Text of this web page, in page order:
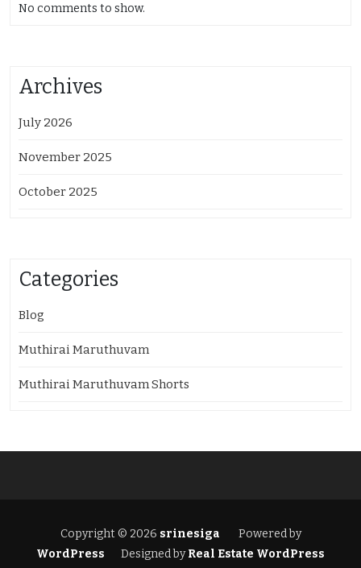
No comments to show.
Archives
July 2026
November 2025
October 2025
Categories
Blog
Muthirai Maruthuvam
Muthirai Maruthuvam Shorts
Copyright © 2026 srinesiga
Powered by
WordPress
Designed byReal Estate WordPress